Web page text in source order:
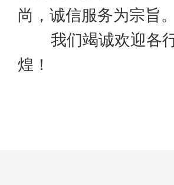
尚，诚信服务为宗旨。
我们竭诚欢迎各行
煌！